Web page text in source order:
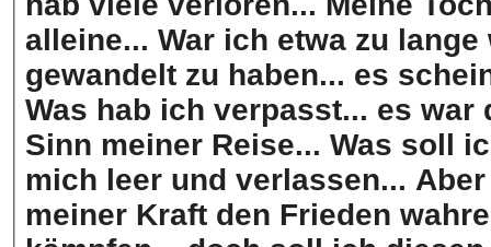
alleine... War ich etwa zu lange weg? Die Welt scheint sich auch
gewandelt zu haben... es
Was hab ich verpasst... es war
Sinn meiner Reise... Was soll
mich leer und verlassen...
meiner Kraft den Frieden